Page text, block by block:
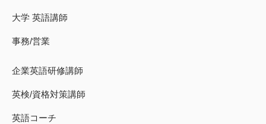
大学 英語講師
事務/営業
企業英語研修講師
英検/資格対策講師
英語コーチ